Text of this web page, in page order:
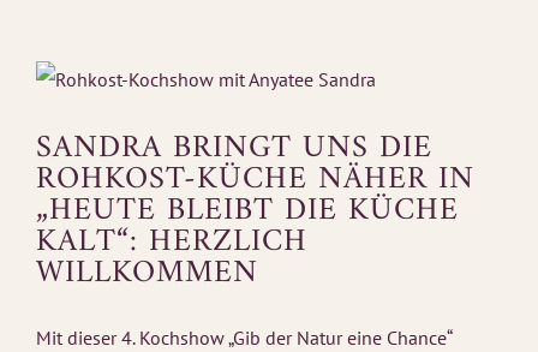
SANDRA BRINGT UNS DIE
ROHKOST-KÜCHE NÄHER IN
„HEUTE BLEIBT DIE KÜCHE
KALT“: HERZLICH
WILLKOMMEN
Mit dieser 4. Kochshow „Gib der Natur eine Chance“